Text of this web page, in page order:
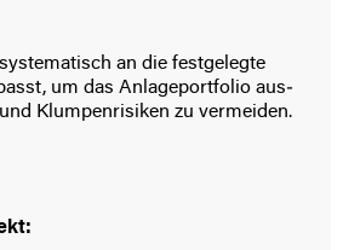
an die fest­gelegte
um das Anlage­port­folio aus­
Klumpen­­risiken zu vermeiden.